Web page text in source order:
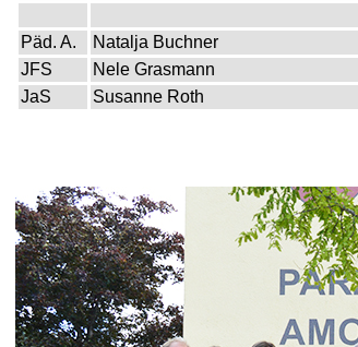
Päd. A.
Natalja Buchner
JFS
Nele Grasmann
JaS
Susanne Roth